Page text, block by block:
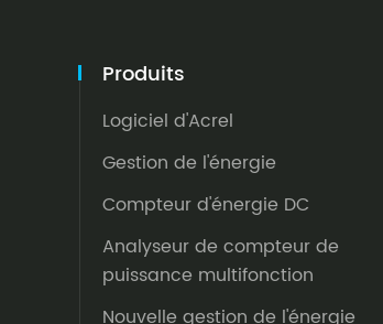
Produits
Logiciel d'Acrel
Gestion de l'énergie
Compteur d'énergie DC
Analyseur de compteur de
puissance multifonction
Nouvelle gestion de l'énergie